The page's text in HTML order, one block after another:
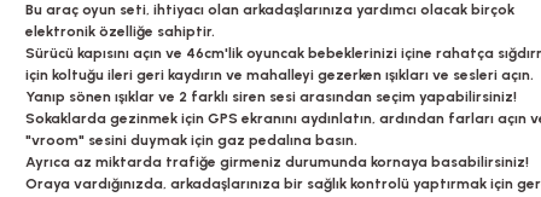
Bu araç oyun seti, ihtiyacı olan arkadaşlarınıza yardımcı olacak birçok
elektronik özelliğe sahiptir.
Sürücü kapısını açın ve 46cm'lik oyuncak bebeklerinizi içine rahatça
için koltuğu ileri geri kaydırın ve mahalleyi gezerken ışıkları ve sesleri açın.
Yanıp sönen ışıklar ve 2 farklı siren sesi arasından seçim yapabilirsiniz!
Sokaklarda gezinmek için GPS ekranını aydınlatın, ardından farları açın
"vroom" sesini duymak için gaz pedalına basın.
Ayrıca az miktarda trafiğe girmeniz durumunda kornaya basabilirsiniz!
Oraya vardığınızda, arkadaşlarınıza bir sağlık kontrolü yaptırmak için